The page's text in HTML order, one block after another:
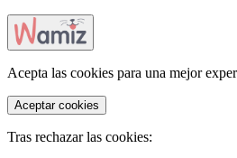
Acepta las cookies para una mejor
Aceptar cookies
Tras rechazar las cookies: